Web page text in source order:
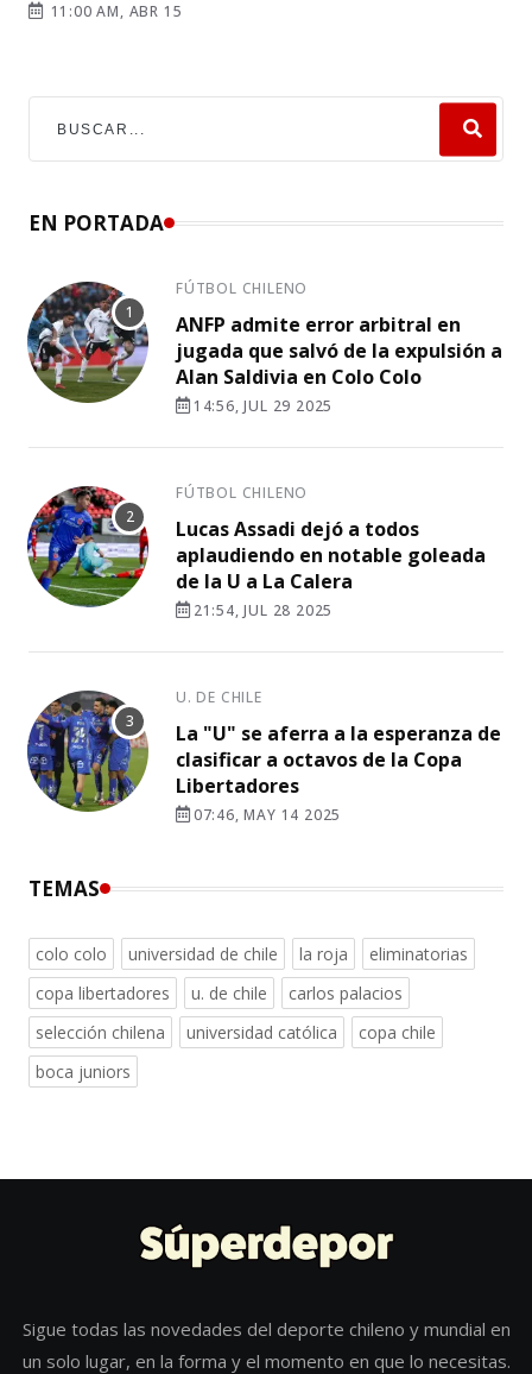
11:00 AM, ABR 15
EN PORTADA
FÚTBOL CHILENO
ANFP admite error arbitral en
jugada que salvó de la expulsión a
Alan Saldivia en Colo Colo
14:56, JUL 29 2025
FÚTBOL CHILENO
Lucas Assadi dejó a todos
aplaudiendo en notable goleada
de la U a La Calera
21:54, JUL 28 2025
U. DE CHILE
La "U" se aferra a la esperanza de
clasificar a octavos de la Copa
Libertadores
07:46, MAY 14 2025
TEMAS
colo colo universidad de chile la roja
eliminatorias
copa libertadores
u. de chile
carlos palacios
selección chilena
universidad católica
copa chile
boca juniors
Sigue todas las novedades del deporte chileno y mundial en
un solo lugar, en la forma y el momento en que lo necesitas.